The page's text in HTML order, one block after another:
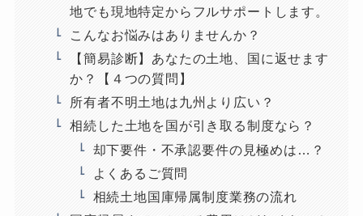
地でも現地特定からフルサポートします。
こんなお悩みはありませんか？
【簡易診断】あなたの土地、国に返せます
か？【４つの質問】
所有者不明土地は九州より広い？
相続した土地を国が引き取る制度なら？
却下要件・不承認要件の見極めは…？
よくあるご質問
相続土地国庫帰属制度業務の流れ